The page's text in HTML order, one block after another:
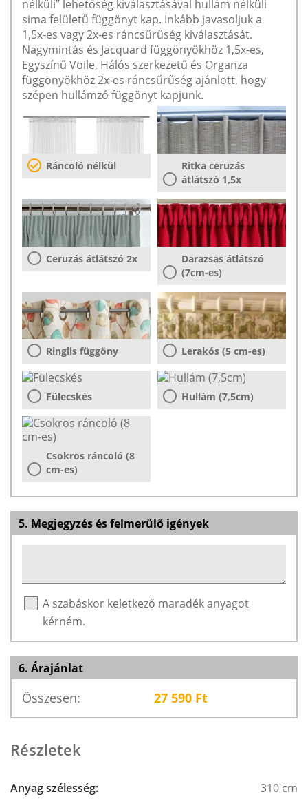
nélküli” lehetőség kiválasztásával hullám nélküli
sima felületű függönyt kap. Inkább javasoljuk a
1,5x-es vagy 2x-es ráncsűrűség kiválasztását.
Nagymintás és Jacquard függönyökhöz 1,5x-es,
Egyszínű Voile, Hálós szerkezetű és Organza
függönyökhöz 2x-es ráncsűrűség ajánlott, hogy
szépen hullámzó függönyt kapjunk.
Ráncoló nélkül
Ritka ceruzás
átlátszó 1,5x
Ceruzás átlátszó 2x
Darazsas átlátszó
(7cm-es)
Ringlis függöny Lerakós (5 cm-es)
Fülecskés Hullám (7,5cm)
Csokros ráncoló (8
cm-es)
5. Megjegyzés és felmerülő igények
A szabáskor keletkező maradék anyagot
kérném.
6. Árajánlat
Összesen: 27 590 Ft
Részletek
Anyag szélesség:
310 cm